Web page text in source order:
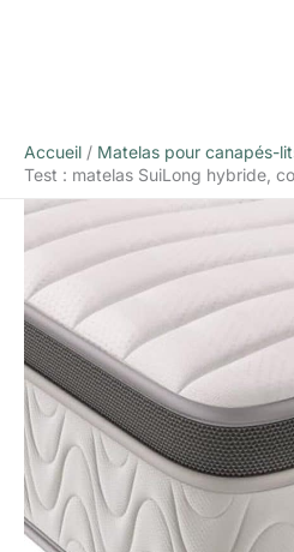
Accueil
Matelas pour canapés-
Test : matelas SuiLong hybride,